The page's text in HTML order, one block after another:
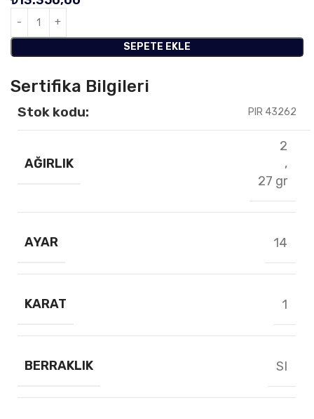
SEPETE EKLE
Sertifika Bilgileri
Stok kodu: PIR 43262
AĞIRLIK
2
,
27 gr
AYAR 14
KARAT 1
BERRAKLIK SI